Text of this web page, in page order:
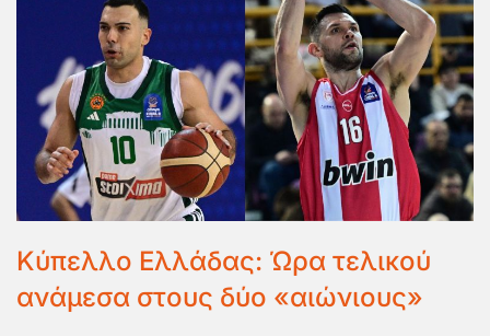
Κύπελλο Ελλάδας: Ώρα τελικού
ανάμεσα στους δύο «αιώνιους»